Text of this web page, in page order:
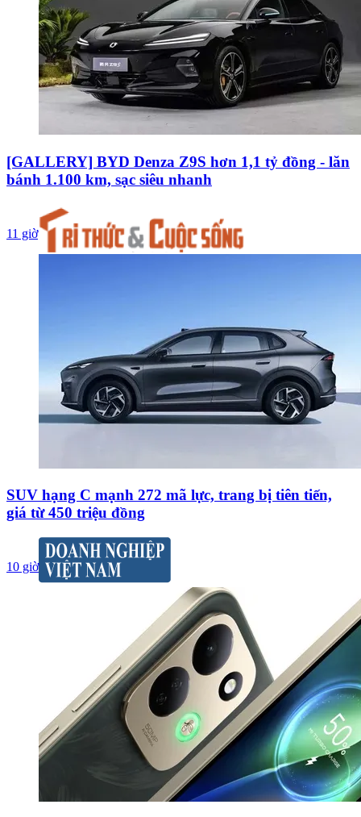
[GALLERY] BYD Denza Z9S hơn 1,1 tỷ đồng - lăn
bánh 1.100 km, sạc siêu nhanh
11 giờ
SUV hạng C mạnh 272 mã lực, trang bị tiên tiến,
giá từ 450 triệu đồng
10 giờ